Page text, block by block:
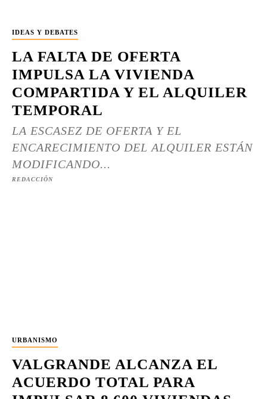
IDEAS Y DEBATES
LA FALTA DE OFERTA
IMPULSA LA VIVIENDA
COMPARTIDA Y EL ALQUILER
TEMPORAL
LA ESCASEZ DE OFERTA Y EL
ENCARECIMIENTO DEL ALQUILER ESTÁN
MODIFICANDO...
REDACCIÓN
URBANISMO
VALGRANDE ALCANZA EL
ACUERDO TOTAL PARA